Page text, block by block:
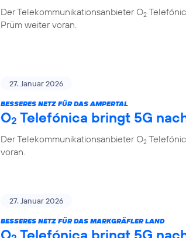
Der Telekommunikationsanbieter O2
Prüm weiter voran.
27. Januar 2026
BESSERES NETZ FÜR DAS AMPERTAL
O2 Telefónica bringt 5G
Der Telekommunikationsanbieter O2
voran.
27. Januar 2026
BESSERES NETZ FÜR DAS MARKGRÄFLER LAND
O Telefónica bringt 5G